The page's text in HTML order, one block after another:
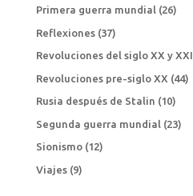
Primera guerra mundial(26)
Reflexiones(37)
Revoluciones del siglo XX y XXI
Revoluciones pre-siglo XX (44)
Rusia después de Stalin (10)
Segunda guerra mundial (23)
Sionismo(12)
Viajes(9)